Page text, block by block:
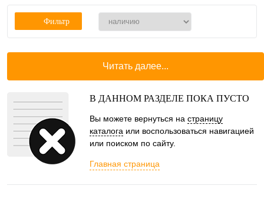
Фильтр
Читать далее...
В ДАННОМ РАЗДЕЛЕ ПОКА ПУСТО
Вы можете вернуться на страницу
каталога или воспользоваться навигацией
или поиском по сайту.
Главная страница